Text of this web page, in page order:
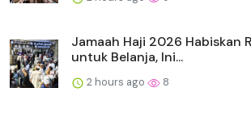
Jamaah Haji 2026 Habiskan
untuk Belanja, Ini...
2 hours ago 8